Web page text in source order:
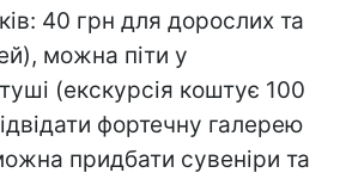
40 грн для дорослих та
можна піти у
(екскурсія коштує 100
фортечну галерею
придбати сувеніри та